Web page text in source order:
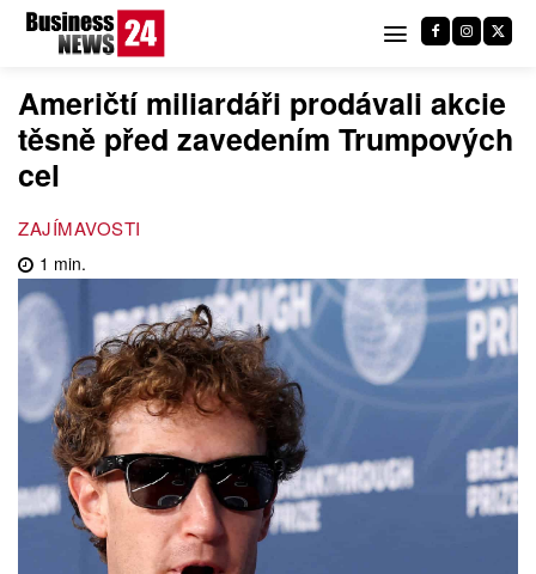
Američtí miliardáři prodávali akcie
těsně před zavedením Trumpových
cel
ZAJÍMAVOSTI
1 min.